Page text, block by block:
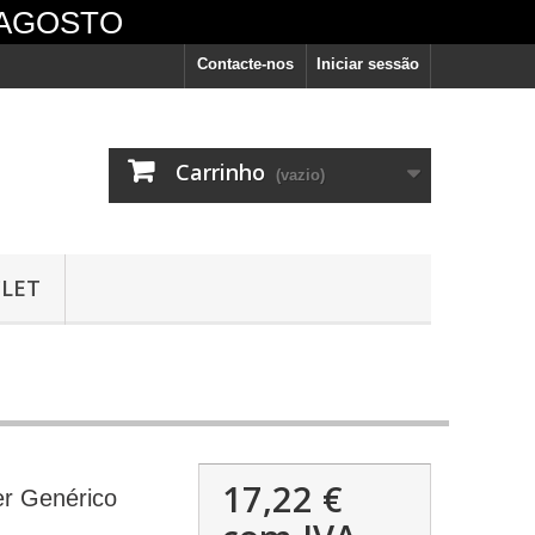
Iniciar sessão
Contacte-nos
Carrinho (vazio)
Genérico
17,22 €